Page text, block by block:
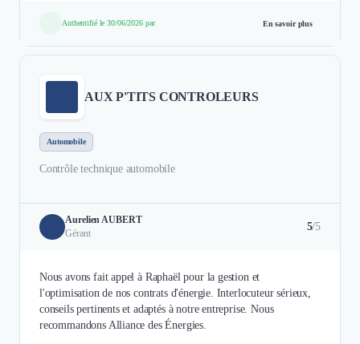
Authentifié le 30/06/2026 par En savoir plus
AUX P'TITS CONTROLEURS
Automobile
Contrôle technique automobile
Aurelien AUBERT
Gérant
5/5
Nous avons fait appel à Raphaël pour la gestion et
l'optimisation de nos contrats d'énergie. Interlocuteur sérieux,
conseils pertinents et adaptés à notre entreprise. Nous
recommandons Alliance des Énergies.